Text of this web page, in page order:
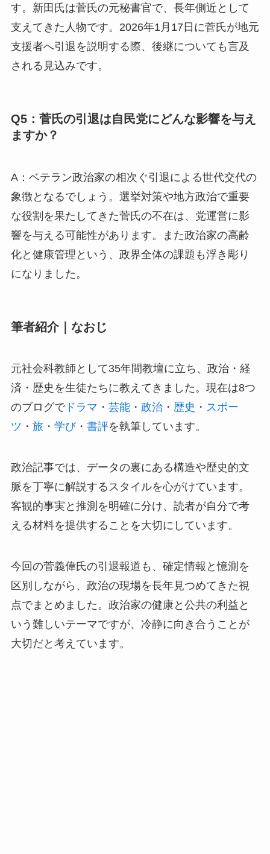
す。新田氏は菅氏の元秘書官で、長年側近として
支えてきた人物です。2026年1月17日に菅氏が地元
支援者へ引退を説明する際、後継についても言及
される見込みです。
Q5：菅氏の引退は自民党にどんな影響を与え
ますか？
A：ベテラン政治家の相次ぐ引退による世代交代の
象徴となるでしょう。選挙対策や地方政治で重要
な役割を果たしてきた菅氏の不在は、党運営に影
響を与える可能性があります。また政治家の高齢
化と健康管理という、政界全体の課題も浮き彫り
になりました。
筆者紹介｜なおじ
元社会科教師として35年間教壇に立ち、政治・経
済・歴史を生徒たちに教えてきました。現在は8つ
のブログでドラマ ・ 芸能・ 政治・ 歴史 ・ スポー
ツ ・ 旅 ・ 学び・ 書評を執筆しています。
政治記事では、データの裏にある構造や歴史的文
脈を丁寧に解説するスタイルを心がけています。
客観的事実と推測を明確に分け、読者が自分で考
える材料を提供することを大切にしています。
今回の菅義偉氏の引退報道も、確定情報と憶測を
区別しながら、政治の現場を長年見つめてきた視
点でまとめました。政治家の健康と公共の利益と
いう難しいテーマですが、冷静に向き合うことが
大切だと考えています。